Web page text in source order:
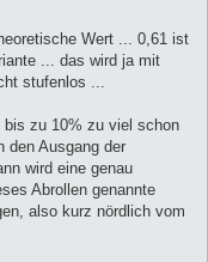
Wert ... 0,61 ist
... das wird ja mit
stufenlos ...
bis zu 10% zu viel schon
den Ausgang der
wird eine genau
Abrollen genannte
also kurz nördlich vom